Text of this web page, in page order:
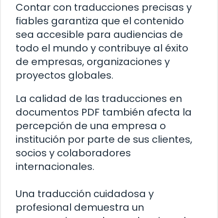
Contar con traducciones precisas y
fiables garantiza que el contenido
sea accesible para audiencias de
todo el mundo y contribuye al éxito
de empresas, organizaciones y
proyectos globales.
La calidad de las traducciones en
documentos PDF también afecta la
percepción de una empresa o
institución por parte de sus clientes,
socios y colaboradores
internacionales.
Una traducción cuidadosa y
profesional demuestra un